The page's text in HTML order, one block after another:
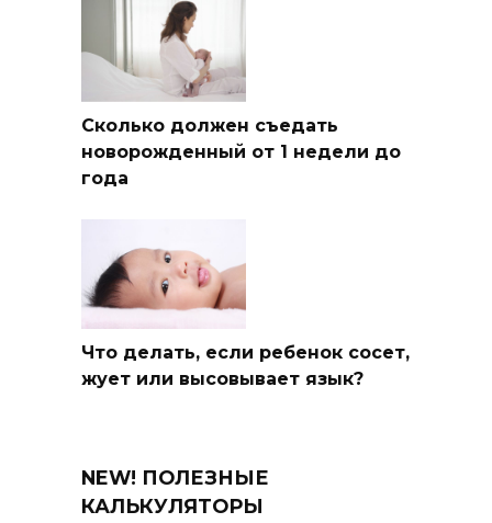
Сколько должен съедать
новорожденный от 1 недели до
года
Что делать, если ребенок сосет,
жует или высовывает язык?
NEW! ПОЛЕЗНЫЕ
КАЛЬКУЛЯТОРЫ